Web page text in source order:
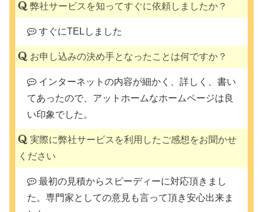
弊社サービスを知ってすぐに依頼しましたか？
すぐにTELしました
お申し込みの決め手となったことは何ですか？
インターネットの内容が細かく、詳しく、書い
てあったので、アットホームなホームページは良
い印象でした。
実際に弊社サービスを利用したご感想をお聞かせ
ください
最初の見積からスピーディーに対応頂きまし
た。専門家としての意見も言って頂き安心出来ま